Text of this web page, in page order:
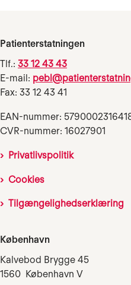
Patienterstatningen
Tlf.: 33 12 43 43
E-mail:
Fax: 33 12 43 41
EAN-nummer:
CVR-nummer: 16027901
Privatlivspolitik
Cookies
Tilgængelighedserklæring
København
Kalvebod Brygge 45
1560 København V